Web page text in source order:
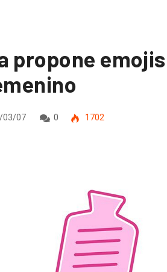
propone
03/07 0 1702